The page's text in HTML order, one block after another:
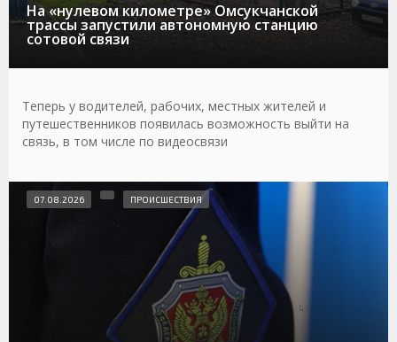
На «нулевом километре» Омсукчанской
трассы запустили автономную станцию
сотовой связи
Теперь у водителей, рабочих, местных жителей и
путешественников появилась возможность выйти на
связь, в том числе по видеосвязи
07.08.2026 ПРОИСШЕСТВИЯ